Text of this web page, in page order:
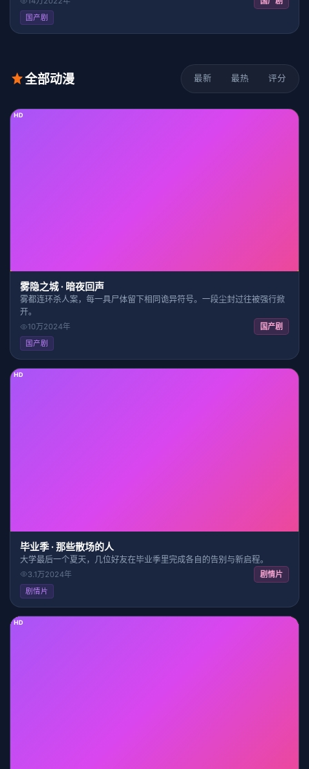
国产剧
全部动漫 最新 最热 评分
HD
雾隐之城 · 暗夜回声
雾都连环杀人案，每一具尸体留下相同诡异符号。一段尘封过往被强行掀
开。
10万2024年 国产剧
国产剧
HD
毕业季 · 那些散场的人
大学最后一个夏天，几位好友在毕业季里完成各自的告别与新启程。
3.1万2024年 剧情片
剧情片
HD